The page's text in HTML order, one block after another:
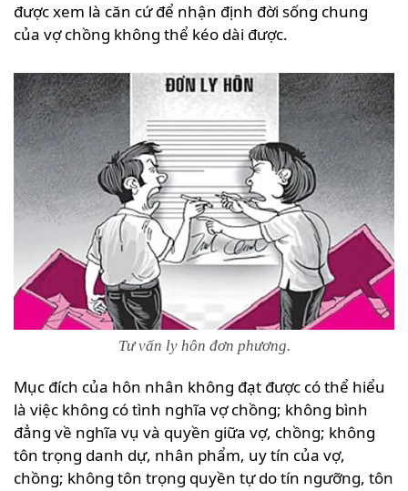
được xem là căn cứ để nhận định đời sống chung
của vợ chồng không thể kéo dài được.
Tư vấn ly hôn đơn phương.
Mục đích của hôn nhân không đạt được có thể hiểu
là việc không có tình nghĩa vợ chồng; không bình
đẳng về nghĩa vụ và quyền giữa vợ, chồng; không
tôn trọng danh dự, nhân phẩm, uy tín của vợ,
chồng; không tôn trọng quyền tự do tín ngưỡng, tôn